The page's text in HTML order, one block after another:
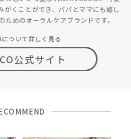
がくことができ、パパとママにも嬉し
ためのオーラルケアブランドです。
について詳しく見る
公式サイト